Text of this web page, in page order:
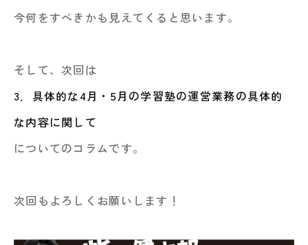
今何をすべきかも見えてくると思います。
そして、次回は
3．具体的な4月・5月の学習塾の運営業務の具体的
な内容に関して
についてのコラムです。
次回もよろしくお願いします！